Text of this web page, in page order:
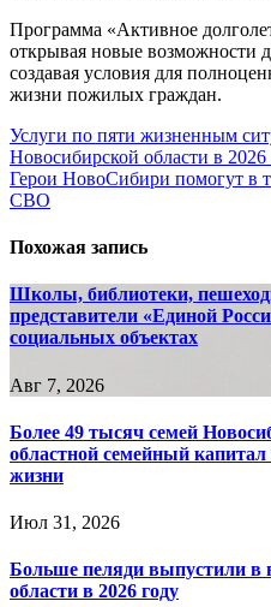
Программа «Активное
открывая новые возможности
создавая условия для
жизни пожилых граждан.
Навигация
по
записям
Услуги по пяти жизненным
Новосибирской области в 2026
Герои НовоСибири помогут в
СВО
Похожая запись
Школы, библиотеки,
представители «Единой
социальных объектах
Авг 7, 2026
Более 49 тысяч семей
областной семейный
жизни
Июл 31, 2026
Больше пеляди выпустили в
области в 2026 году